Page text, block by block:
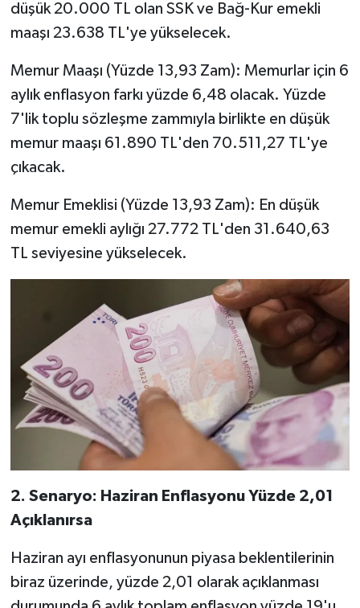
düşük 20.000 TL olan SSK ve Bağ-Kur emekli
maaşı 23.638 TL'ye yükselecek.
Memur Maaşı (Yüzde 13,93 Zam): Memurlar için 6
aylık enflasyon farkı yüzde 6,48 olacak. Yüzde
7'lik toplu sözleşme zammıyla birlikte en düşük
memur maaşı 61.890 TL'den 70.511,27 TL'ye
çıkacak.
Memur Emeklisi (Yüzde 13,93 Zam): En düşük
memur emekli aylığı 27.772 TL'den 31.640,63
TL seviyesine yükselecek.
2. Senaryo: Haziran Enflasyonu Yüzde 2,01
Açıklanırsa
Haziran ayı enflasyonunun piyasa beklentilerinin
biraz üzerinde, yüzde 2,01 olarak açıklanması